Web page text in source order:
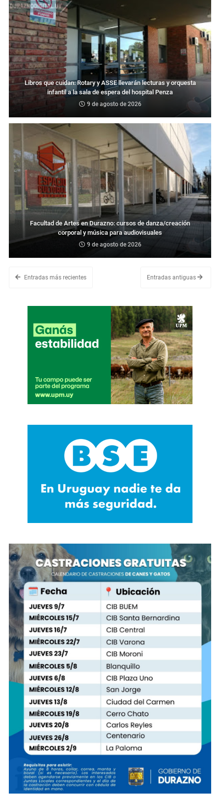
Libros que cuidan: Rotary y ASSE llevarán lecturas y orquesta
infantil a la sala de espera del hospital Penza
9 de agosto de 2026
Facultad de Artes en Durazno: cursos de danza/creación
corporal y música para audiovisuales
9 de agosto de 2026
Entradas más recientes Entradas antiguas